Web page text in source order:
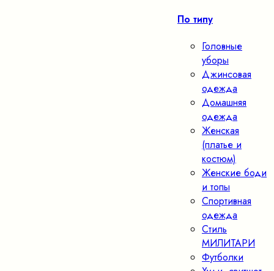
По типу
Головные
уборы
Джинсовая
одежда
Домашняя
одежда
Женская
(платье и
костюм)
Женские боди
и топы
Спортивная
одежда
Стиль
МИЛИТАРИ
Футболки